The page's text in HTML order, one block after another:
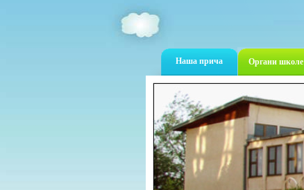
Наша прича Органи школе